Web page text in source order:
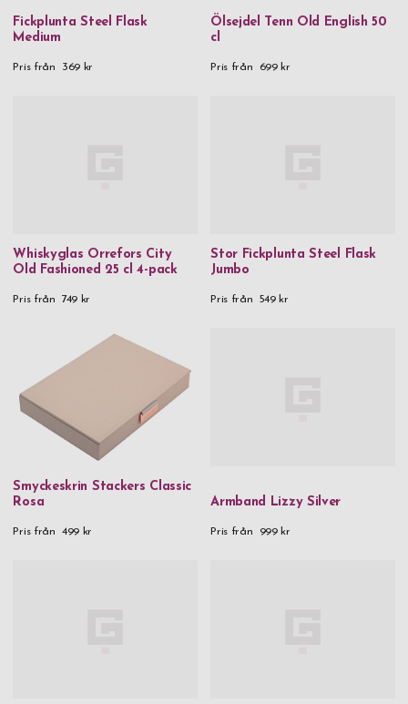
Fickplunta Steel Flask
Medium
Pris från 369 kr
Ölsejdel Tenn Old English 50
cl
Pris från 699 kr
Whiskyglas Orrefors City
Old Fashioned 25 cl 4-pack
Pris från 749 kr
Stor Fickplunta Steel Flask
Jumbo
Pris från 549 kr
Smyckeskrin Stackers Classic
Rosa
Pris från 499 kr
Armband Lizzy Silver
Pris från 999 kr